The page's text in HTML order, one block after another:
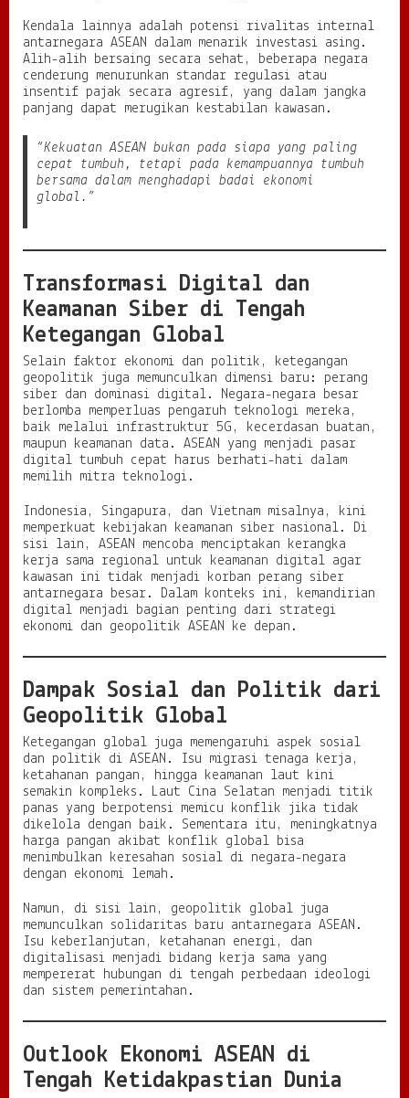
Kendala lainnya adalah potensi rivalitas internal
antarnegara ASEAN dalam menarik investasi asing.
Alih-alih bersaing secara sehat, beberapa negara
cenderung menurunkan standar regulasi atau
insentif pajak secara agresif, yang dalam jangka
panjang dapat merugikan kestabilan kawasan.
“Kekuatan ASEAN bukan pada siapa yang paling
cepat tumbuh, tetapi pada kemampuannya tumbuh
bersama dalam menghadapi badai ekonomi
global.”
Transformasi Digital dan
Keamanan Siber di Tengah
Ketegangan Global
Selain faktor ekonomi dan politik, ketegangan
geopolitik juga memunculkan dimensi baru: perang
siber dan dominasi digital. Negara-negara besar
berlomba memperluas pengaruh teknologi mereka,
baik melalui infrastruktur 5G, kecerdasan buatan,
maupun keamanan data. ASEAN yang menjadi pasar
digital tumbuh cepat harus berhati-hati dalam
memilih mitra teknologi.
Indonesia, Singapura, dan Vietnam misalnya, kini
memperkuat kebijakan keamanan siber nasional. Di
sisi lain, ASEAN mencoba menciptakan kerangka
kerja sama regional untuk keamanan digital agar
kawasan ini tidak menjadi korban perang siber
antarnegara besar. Dalam konteks ini, kemandirian
digital menjadi bagian penting dari strategi
ekonomi dan geopolitik ASEAN ke depan.
Dampak Sosial dan Politik dari
Geopolitik Global
Ketegangan global juga memengaruhi aspek sosial
dan politik di ASEAN. Isu migrasi tenaga kerja,
ketahanan pangan, hingga keamanan laut kini
semakin kompleks. Laut Cina Selatan menjadi titik
panas yang berpotensi memicu konflik jika tidak
dikelola dengan baik. Sementara itu, meningkatnya
harga pangan akibat konflik global bisa
menimbulkan keresahan sosial di negara-negara
dengan ekonomi lemah.
Namun, di sisi lain, geopolitik global juga
memunculkan solidaritas baru antarnegara ASEAN.
Isu keberlanjutan, ketahanan energi, dan
digitalisasi menjadi bidang kerja sama yang
mempererat hubungan di tengah perbedaan ideologi
dan sistem pemerintahan.
Outlook Ekonomi ASEAN di
Tengah Ketidakpastian Dunia